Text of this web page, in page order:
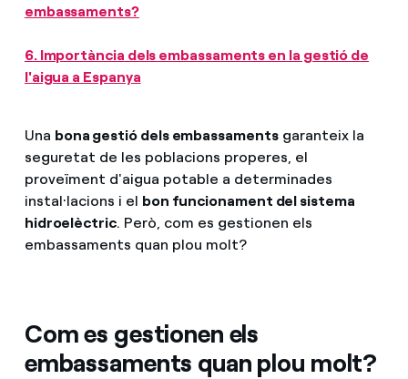
embassaments?
6. Importància dels embassaments en la gestió de
l'aigua a Espanya
Una bona gestió dels embassamentsgaranteix la
seguretat de les poblacions properes, el
proveïment d'aigua potable a determinades
instal·lacions i el bon funcionament del sistema
hidroelèctric. Però, com es gestionen els
embassaments quan plou molt?
Com es gestionen els
embassaments quan plou molt?